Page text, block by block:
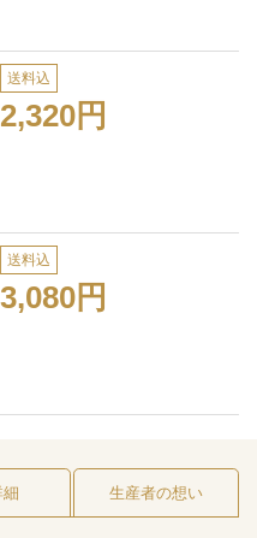
送料込
2,320円
送料込
3,080円
生産者の想い